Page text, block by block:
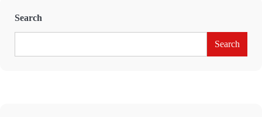
Search
Search